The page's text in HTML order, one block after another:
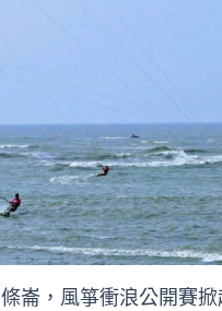
崙，風箏衝浪公開賽